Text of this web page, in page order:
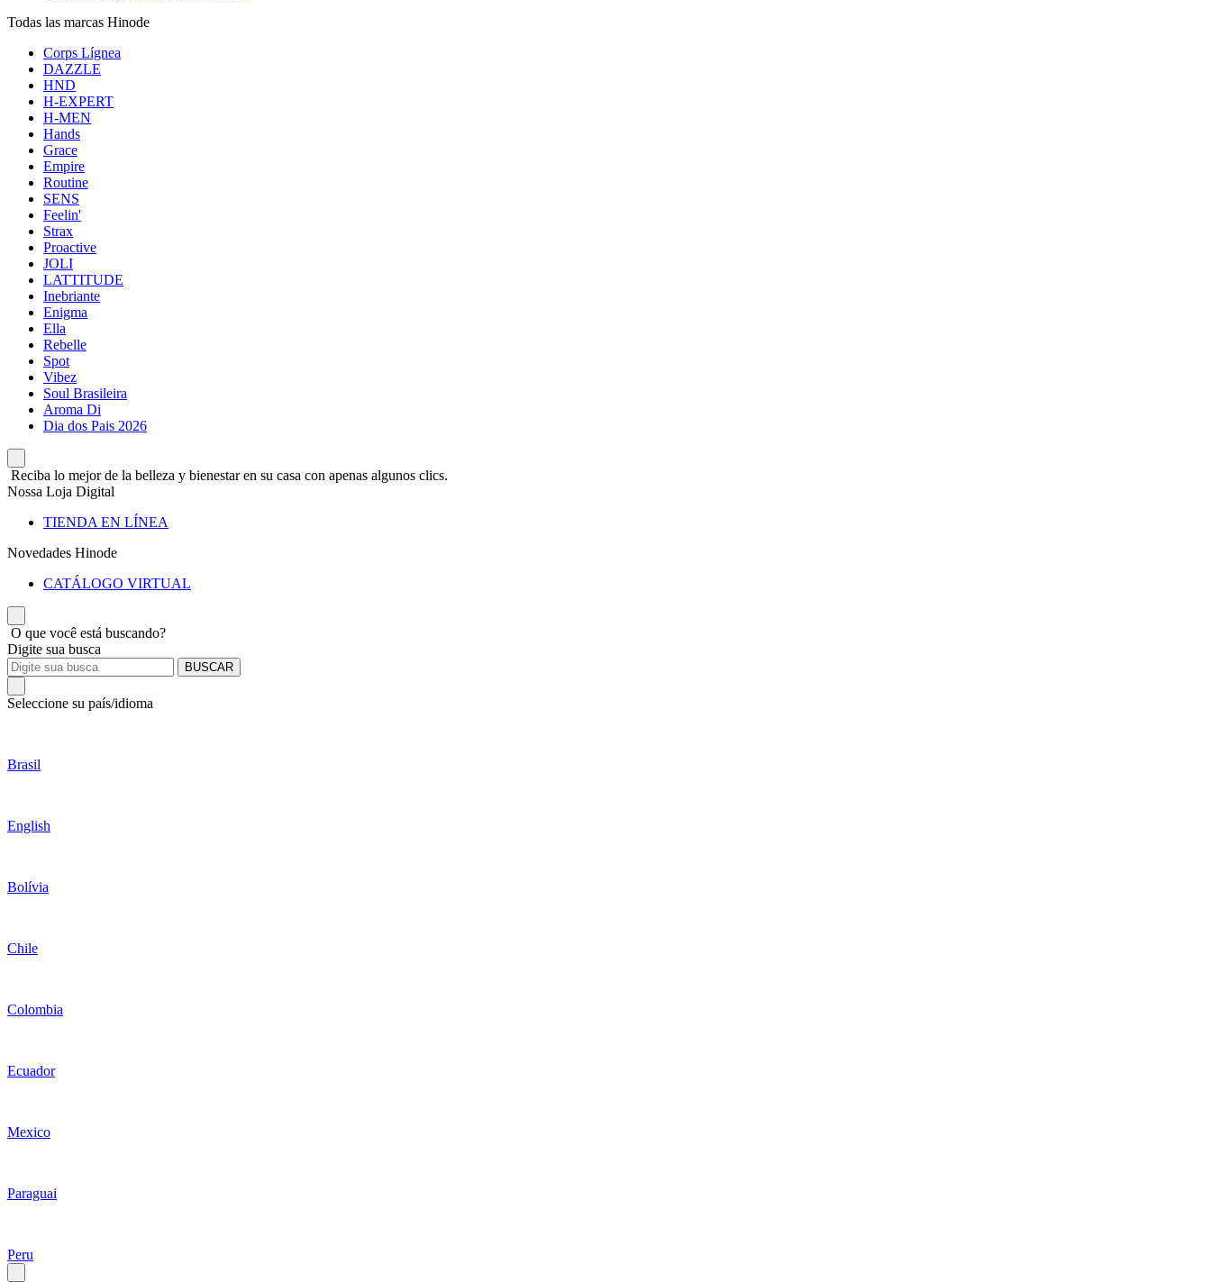
Todas las marcas Hinode
Corps Lígnea
DAZZLE
HND
H-EXPERT
H-MEN
Hands
Grace
Empire
Routine
SENS
Feelin'
Strax
Proactive
JOLI
LATTITUDE
Inebriante
Enigma
Ella
Rebelle
Spot
Vibez
Soul Brasileira
Aroma Di
Dia dos Pais 2026
Reciba lo mejor de la belleza y bienestar en su casa con apenas algunos clics.
Nossa Loja Digital
TIENDA EN LÍNEA
Novedades Hinode
CATÁLOGO VIRTUAL
O que você está buscando?
Digite sua busca
BUSCAR
Seleccione su país/idioma
Brasil
English
Bolívia
Chile
Colombia
Ecuador
Mexico
Paraguai
Peru